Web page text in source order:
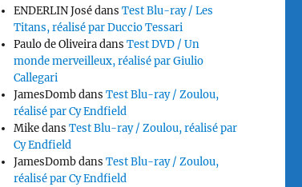
ENDERLIN JosédansTest Blu-ray / Les
Titans, réalisé par Duccio Tessari
Paulo de OliveiradansTest DVD / Un
monde merveilleux, réalisé par Giulio
Callegari
JamesDombdansTest Blu-ray / Zoulou,
réalisé par Cy Endfield
MikedansTest Blu-ray / Zoulou, réalisé par
Cy Endfield
JamesDombdansTest Blu-ray / Zoulou,
réalisé par Cy Endfield